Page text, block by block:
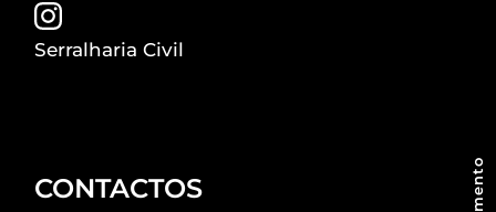
Serralharia Civil
CONTACTOS